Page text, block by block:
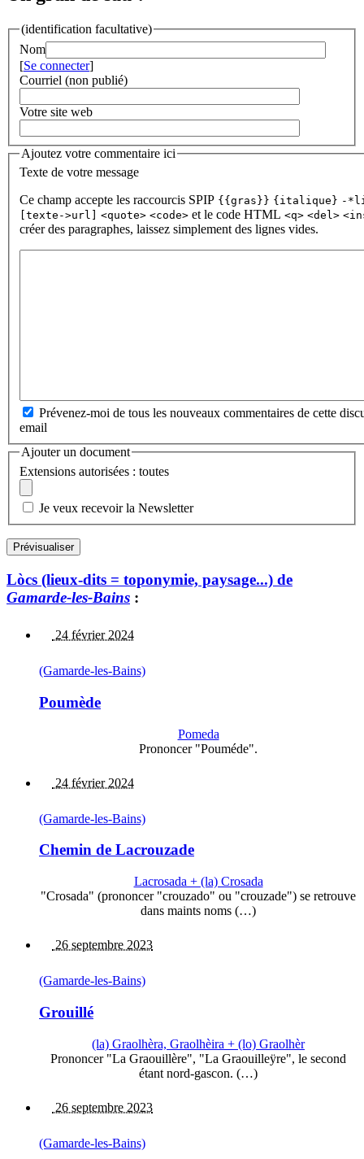
(identification facultative)
Nom
[Se connecter]
Courriel (non publié)
Votre site web
Ajoutez votre commentaire ici
Texte de votre message
Ce champ accepte les raccourcis SPIP {{gras}} {italique} -
[texte->url]
<quote> <code> et le code HTML <q> <del>
créer des paragraphes, laissez simplement des lignes vides.
Prévenez-moi de tous les nouveaux commentaires de cette
email
Ajouter un document
Extensions autorisées : toutes
Je veux recevoir la Newsletter
Lòcs (lieux-dits = toponymie, paysage...) de
Gamarde-les-Bains :
24 février 2024
(Gamarde-les-Bains)
Poumède
Pomeda
Prononcer "Pouméde".
24 février 2024
(Gamarde-les-Bains)
Chemin de Lacrouzade
Lacrosada + (la) Crosada
"Crosada" (prononcer "crouzado" ou "crouzade") se retrouve
dans maints noms (…)
26 septembre 2023
(Gamarde-les-Bains)
Grouillé
(la) Graolhèra, Graolhèira + (lo) Graolhèr
Prononcer "La Graouillère", "La Graouilleÿre", le second
étant nord-gascon. (…)
26 septembre 2023
(Gamarde-les-Bains)